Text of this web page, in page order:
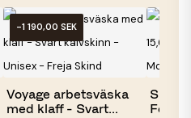
-1 190,00 SEK
Voyage arbetsväska
med klaff - Svart
För